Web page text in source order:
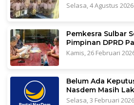
Selasa, 4 Agustus
Pemkesra Sulbar
Pimpinan DPRD
Kamis, 26 Februari
Belum Ada
Nasdem Masih
Selasa, 3 Februari